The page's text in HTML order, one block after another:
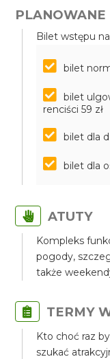
Bilet wstępu
bilet
bilet
renciści 59 zł
bilet dla
bilet dla
ATUTY
Kompleks
pogody,
także
TERMY
Kto choć raz
szukać